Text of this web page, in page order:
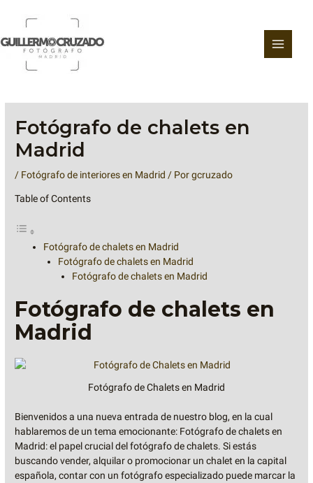
contenido
Fotógrafo de chalets en
Madrid
/ Fotógrafo de interiores en Madrid / Porgcruzado
Table of Contents
Fotógrafo de chalets en Madrid
Fotógrafo de chalets en Madrid
Fotógrafo de chalets en Madrid
Fotógrafo de chalets en
Madrid
Fotógrafo de Chalets en Madrid
Bienvenidos a una nueva entrada de nuestro blog, en la cual
hablaremos de un tema emocionante: Fotógrafo de chalets en
Madrid: el papel crucial del fotógrafo de chalets. Si estás
buscando vender, alquilar o promocionar un chalet en la capital
española, contar con un fotógrafo especializado puede marcar la